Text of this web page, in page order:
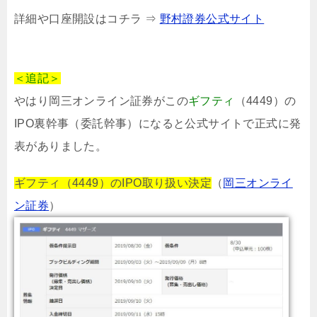
詳細や口座開設はコチラ ⇒ 野村證券公式サイト
＜追記＞
やはり岡三オンライン証券がこのギフティ
（4449）の
IPO裏幹事（委託幹事）になると公式サイトで正式に発
表がありました。
ギフティ（4449）のIPO取り扱い決定 （ 岡三オンライ
ン証券）